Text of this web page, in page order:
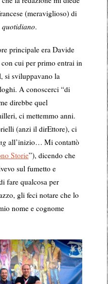
(meraviglioso) di
.
principale era Davide
cui per primo entrai in
si sviluppavano la
A conoscerci “di
direbbe quel
ci mettemmo anni.
(anzi il dirEttore), ci
all’inizio… Mi contattò
Storie”), dicendo che
sul fumetto e
fare qualcosa per
gli feci notare che lo
nome e cognome